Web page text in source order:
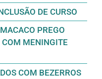
DE CURSO
PREGO
MENINGITE
COM BEZERROS